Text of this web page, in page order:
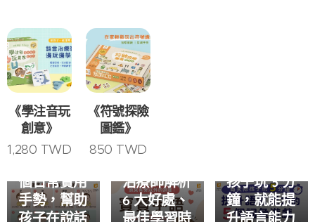
《學注音玩
創意》
1,280 TWD
《符號探險
圖鑑》
850 TWD
2026-07-27
常見寶寶手
個日常實用
手勢，幫助
2026-07-21
寶寶手語是
治療師解析
6 大好處、
孩子玩 5 分
鐘，就能提